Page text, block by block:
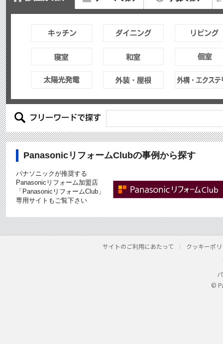
PanasonicリフォームClubの事例から探す
パナソニックが推奨する
Panasonicリフォーム加盟店
「PanasonicリフォームClub」
専用サイトもご覧下さい
サイトのご利用にあたって クッキーポ
©